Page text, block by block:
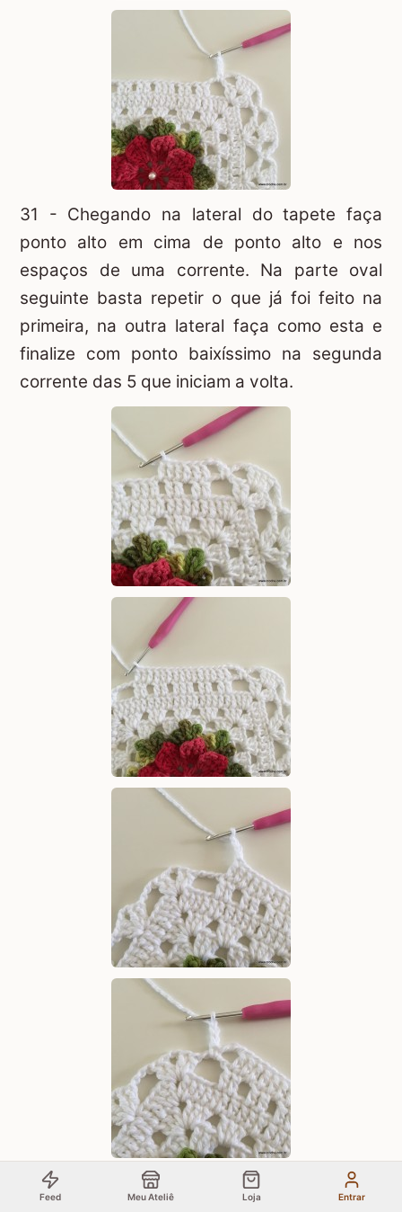
31 - Chegando na lateral do tapete faça
ponto alto em cima de ponto alto e nos
espaços de uma corrente. Na parte oval
seguinte basta repetir o que já foi feito na
primeira, na outra lateral faça como esta e
finalize com ponto baixíssimo na segunda
corrente das 5 que iniciam a volta.
Feed Meu Ateliê Loja Entrar